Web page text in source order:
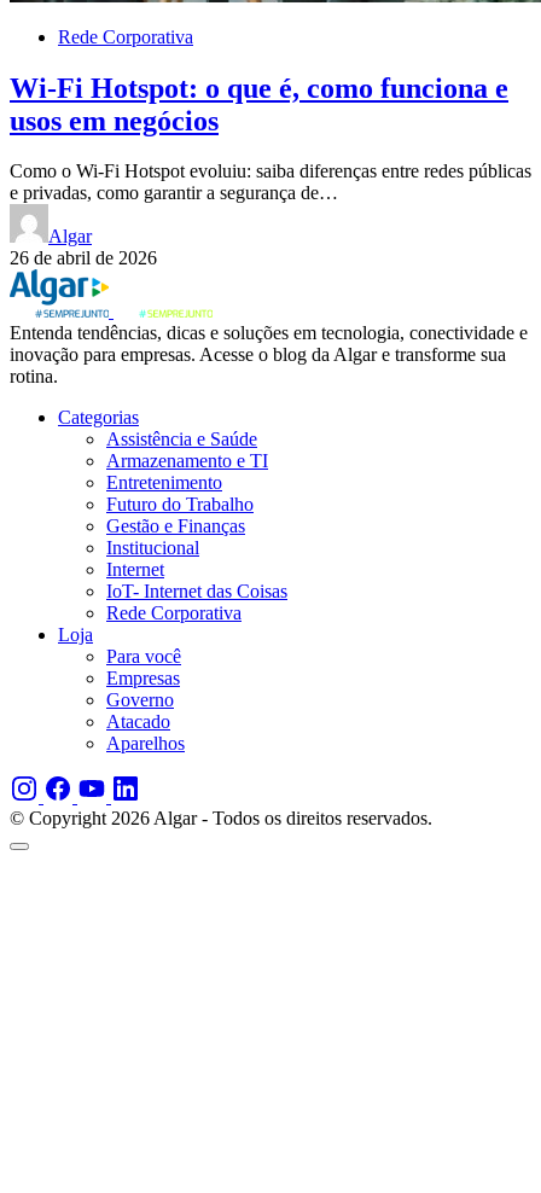
Rede Corporativa
Wi-Fi Hotspot: o que é, como funciona e
usos em negócios
Como o Wi-Fi Hotspot evoluiu: saiba diferenças entre redes públicas
e privadas, como garantir a segurança de…
Algar
26 de abril de 2026
Entenda tendências, dicas e soluções em tecnologia, conectividade e
inovação para empresas. Acesse o blog da Algar e transforme sua
rotina.
Categorias
Assistência e Saúde
Armazenamento e TI
Entretenimento
Futuro do Trabalho
Gestão e Finanças
Institucional
Internet
IoT- Internet das Coisas
Rede Corporativa
Loja
Para você
Empresas
Governo
Atacado
Aparelhos
© Copyright 2026 Algar - Todos os direitos reservados.